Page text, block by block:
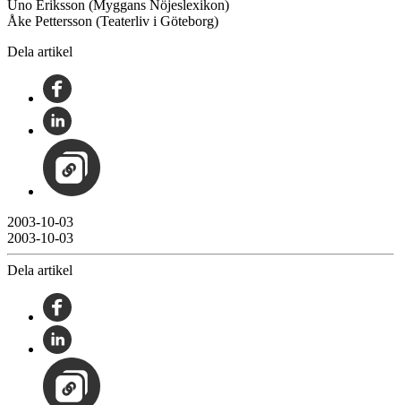
Uno Eriksson (Myggans Nöjeslexikon)
Åke Pettersson (Teaterliv i Göteborg)
Dela artikel
2003-10-03
2003-10-03
Dela artikel